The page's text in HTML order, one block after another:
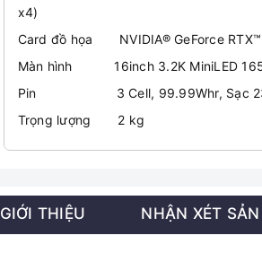
x4)
Card đồ họa NVIDIA® GeForce RTX™
Màn hình 16inch 3.2K MiniLED
Pin 3 Cell, 99.99Whr, Sạc
Trọng lượng 2 kg
GIỚI THIỆU NHẬN XÉT